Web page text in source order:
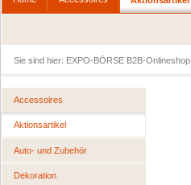
Sie sind hier: EXPO-BÖRSE B2B-Onlineshop
Accessoires
Aktionsartikel
Auto- und Zubehör
Dekoration